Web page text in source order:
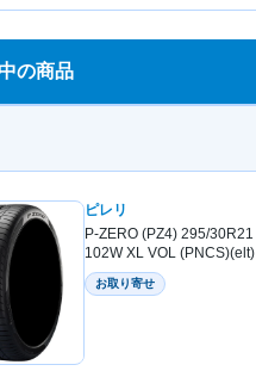
の商品
ピレリ
P-ZERO (PZ4) 295/30R21
102W XL VOL (PNCS)(elt)
お取り寄せ